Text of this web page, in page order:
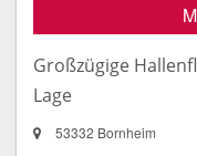
Großzügige
Lage
53332 Bornheim